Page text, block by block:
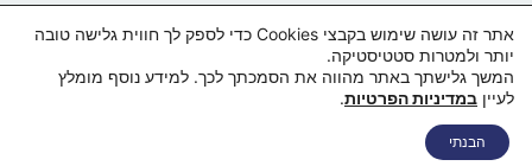
הוספה לסל הוספה לסל
דף הבית
מדיניות פרטיות
אתר זה עושה שימוש בקבצי Cookies כדי לספק לך חווית גלישה טובה
יותר ולמטרות סטטיסטיקה.
המשך גלישתך באתר מהווה את הסמכתך לכך. למידע נוסף מומלץ
לעיין במדיניות הפרטיות.
הבנתי